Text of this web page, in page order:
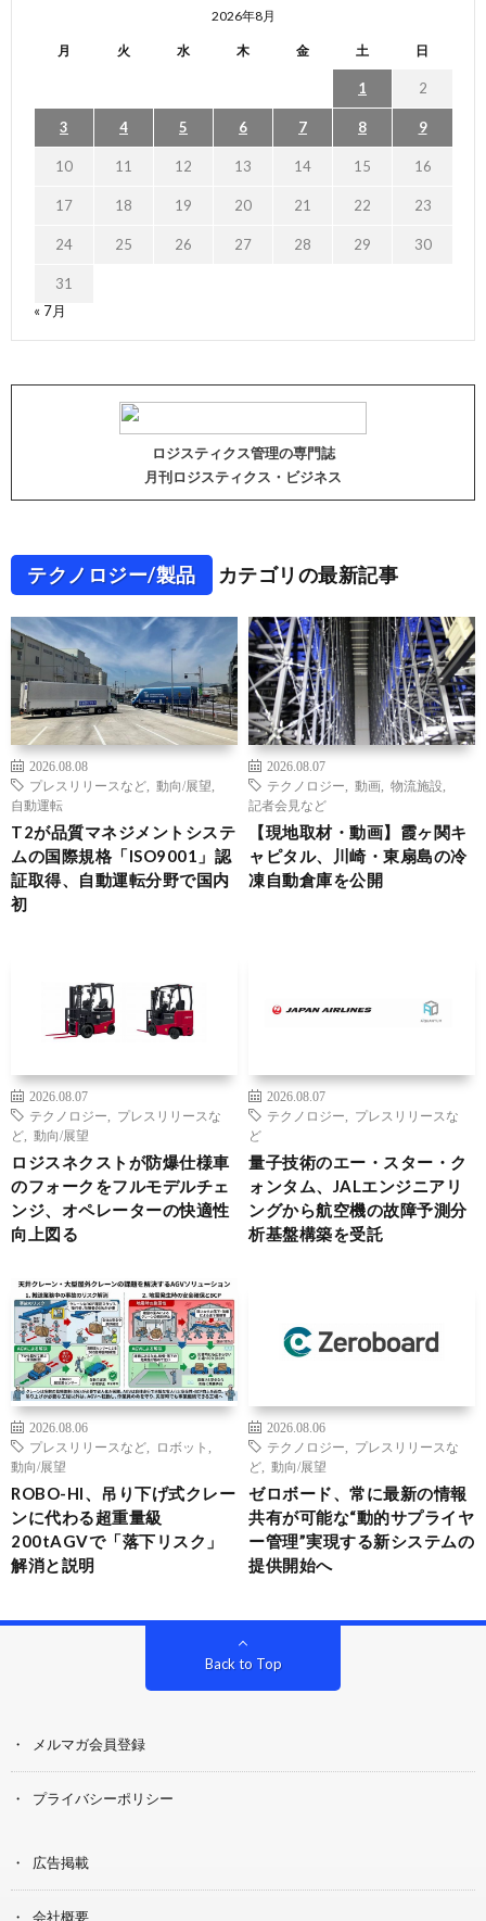
2026年8月
月 火 水 木 金 土 日
1 2
3 4 5 6 7 8 9
10 11 12 13 14 15 16
17 18 19 20 21 22 23
24 25 26 27 28 29 30
31
« 7月
ロジスティクス管理の専門誌
月刊ロジスティクス・ビジネス
テクノロジー/製品 カテゴリの最新記事
2026.08.08
プレスリリースなど
動向/展望
自動運転
T2が品質マネジメントシステ
ムの国際規格「ISO9001」認
証取得、自動運転分野で国内
初
2026.08.07
テクノロジー
動画 物流施設
記者会見など
【現地取材・動画】霞ヶ関キ
ャピタル、川崎・東扇島の冷
凍自動倉庫を公開
2026.08.07
テクノロジー
プレスリリースな
ど
動向/展望
ロジスネクストが防爆仕様車
のフォークをフルモデルチェ
ンジ、オペレーターの快適性
向上図る
2026.08.07
テクノロジー
プレスリリースな
ど
量子技術のエー・スター・ク
ォンタム、JALエンジニアリ
ングから航空機の故障予測分
析基盤構築を受託
2026.08.06
プレスリリースなど
ロボット
動向/展望
ROBO-HI、吊り下げ式クレー
ンに代わる超重量級
200tAGVで「落下リスク」
解消と説明
2026.08.06
テクノロジー
プレスリリースな
ど
動向/展望
ゼロボード、常に最新の情報
共有が可能な“動的サプライヤ
ー管理”実現する新システムの
提供開始へ
Back to Top
メルマガ会員登録
プライバシーポリシー
広告掲載
会社概要